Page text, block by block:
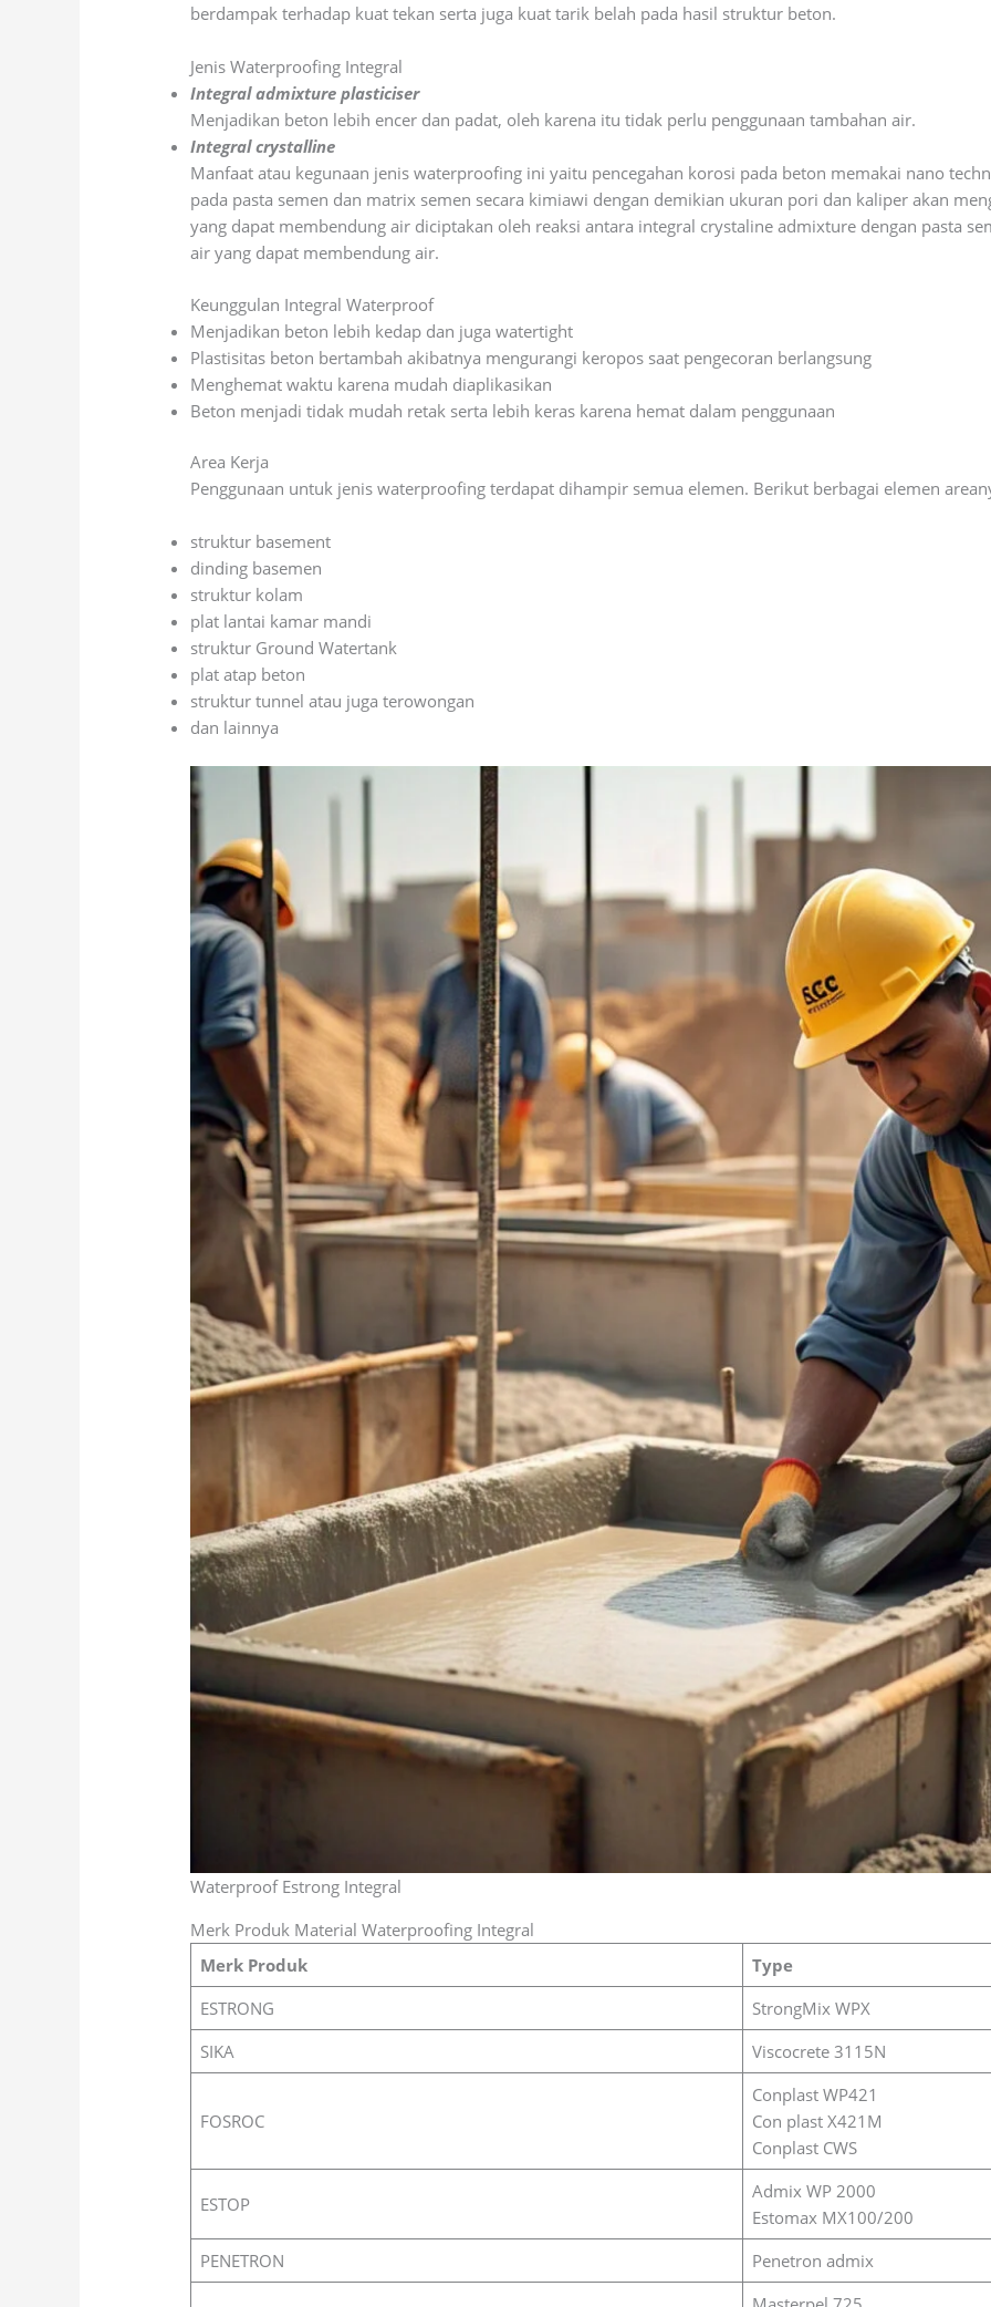
berdampak terhadap kuat tekan serta juga kuat tarik belah pada hasil struktur beton.
Jenis Waterproofing Integral
Integral admixture plasticiser
Menjadikan beton lebih encer dan padat, oleh karena itu tidak perlu penggunaan tambahan air.
Integral crystalline
Manfaat atau kegunaan jenis waterproofing ini yaitu pencegahan korosi pada beton memakai nano
pada pasta semen dan matrix semen secara kimiawi dengan demikian ukuran pori dan kaliper akan
yang dapat membendung air diciptakan oleh reaksi antara integral crystaline admixture dengan pasta
air yang dapat membendung air.
Keunggulan Integral Waterproof
Menjadikan beton lebih kedap dan juga watertight
Plastisitas beton bertambah akibatnya mengurangi keropos saat pengecoran berlangsung
Menghemat waktu karena mudah diaplikasikan
Beton menjadi tidak mudah retak serta lebih keras karena hemat dalam penggunaan
Area Kerja
Penggunaan untuk jenis waterproofing terdapat dihampir semua elemen. Berikut berbagai elemen
struktur basement
dinding basemen
struktur kolam
plat lantai kamar mandi
struktur Ground Watertank
plat atap beton
struktur tunnel atau juga terowongan
dan lainnya
Waterproof Estrong Integral
Merk Produk Material Waterproofing Integral
Merk Produk
Type
ESTRONG
StrongMix WPX
SIKA
Viscocrete 3115N
FOSROC
Conplast WP421
Con plast X421M
Conplast CWS
ESTOP
Admix WP 2000
Estomax MX100/200
PENETRON
Penetron admix